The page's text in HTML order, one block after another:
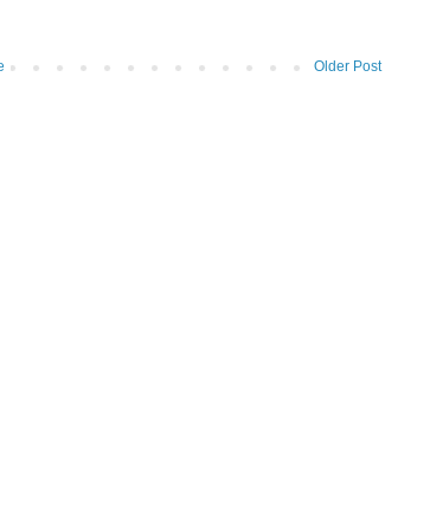
Older Post